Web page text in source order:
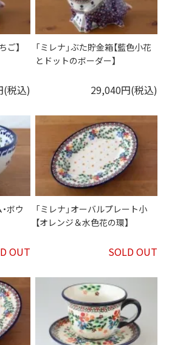
ご】
(税込)
「ミレナ」ぶた貯金箱【藍色小花
とドットのボーダー】
29,040円(税込)
ボウ
OUT
「ミレナ」オーバルプレート小
【オレンジ＆水色花の環】
SOLD OUT